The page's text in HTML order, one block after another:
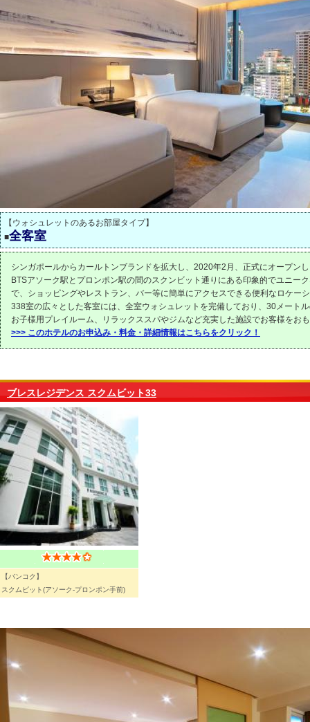
【ウォシュレットのあるお部屋タイプ】
■全客室
シンガポールからカールトンブランドを拡大し、2020年2月、正式にオープン
BTSアソーク駅とプロンポン駅の間のスクンビット通りにある印象的でユニー
で、ショッピングやレストラン、バー等に簡単にアクセスできる便利なロケー
338室の広々とした客室には、全室ウォシュレットを完備しており、30メート
お子様用プレイルーム、リラックススパやジムなど充実した施設でお客様をお
>>> このホテルのお申込み・料金・詳細情報はこちらをクリック！
ブレスレジデンス スクムビット33
【バンコク】
スクムビット(アソーク-プロンポン手前)